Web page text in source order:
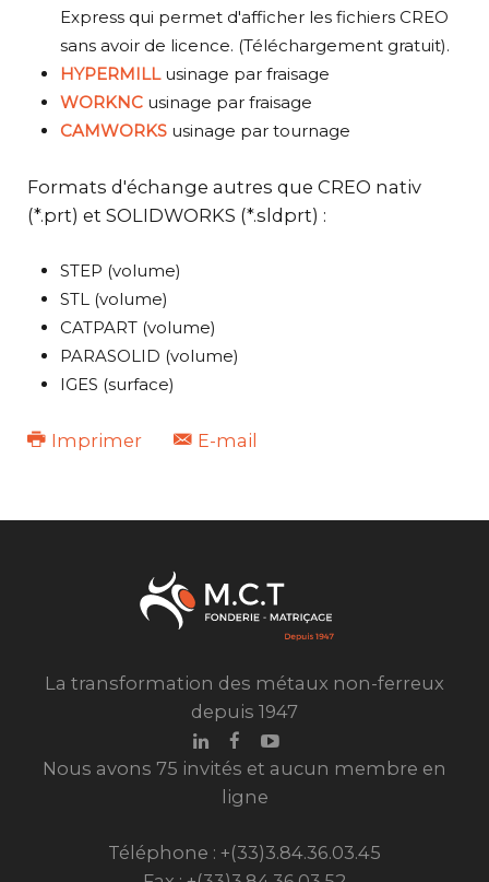
Express qui permet d'afficher les fichiers CREO
sans avoir de licence. (Téléchargement gratuit).
HYPERMILLusinage par fraisage
WORKNC usinage par fraisage
CAMWORKS usinage par tournage
Formats d'échange autres que CREO nativ
(*.prt) et SOLIDWORKS (*.sldprt) :
STEP (volume)
STL (volume)
CATPART (volume)
PARASOLID (volume)
IGES (surface)
Imprimer E-mail
La transformation des métaux non-ferreux
depuis 1947
Nous avons 75 invités et aucun membre en
ligne
Téléphone : +(33)3.84.36.03.45